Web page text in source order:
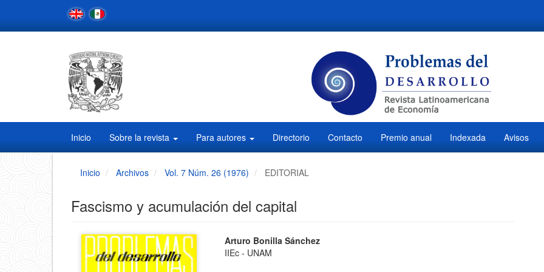
Contenido
Inicio Sobre la revista Para autores Directorio Contacto Premio anual Indexada Avisos
Inicio Archivos Vol. 7 Núm. 26 (1976) EDITORIAL
Fascismo y acumulación del capital
Barra
Contenido
Arturo Bonilla Sánchez
IIEc - UNAM